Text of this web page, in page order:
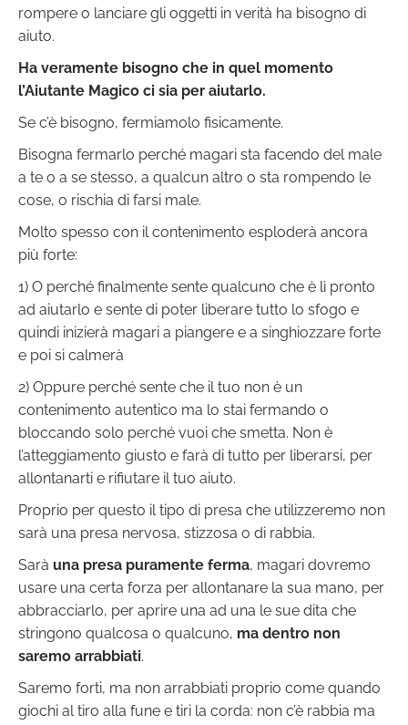
rompere o lanciare gli oggetti in verità ha bisogno di
aiuto.
Ha veramente bisogno che in quel momento
l’Aiutante Magico ci sia per aiutarlo.
Se c’è bisogno, fermiamolo fisicamente.
Bisogna fermarlo perché magari sta facendo del male
a te o a se stesso, a qualcun altro o sta rompendo le
cose, o rischia di farsi male.
Molto spesso con il contenimento esploderà ancora
più forte:
1) O perché finalmente sente qualcuno che è lì pronto
ad aiutarlo e sente di poter liberare tutto lo sfogo e
quindi inizierà magari a piangere e a singhiozzare forte
e poi si calmerà
2) Oppure perché sente che il tuo non è un
contenimento autentico ma lo stai fermando o
bloccando solo perché vuoi che smetta. Non è
l’atteggiamento giusto e farà di tutto per liberarsi, per
allontanarti e rifiutare il tuo aiuto.
Proprio per questo il tipo di presa che utilizzeremo non
sarà una presa nervosa, stizzosa o di rabbia.
Sarà una presa puramente ferma, magari dovremo
usare una certa forza per allontanare la sua mano, per
abbracciarlo, per aprire una ad una le sue dita che
stringono qualcosa o qualcuno, ma dentro non
saremo arrabbiati.
Saremo forti, ma non arrabbiati proprio come quando
giochi al tiro alla fune e tiri la corda: non c’è rabbia ma